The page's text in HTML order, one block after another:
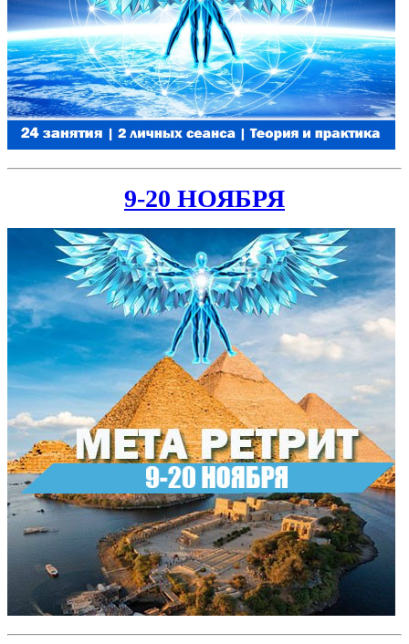
9-20 НОЯБРЯ